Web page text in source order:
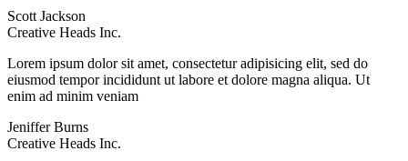
Scott Jackson
Creative Heads Inc.
Lorem ipsum dolor sit amet, consectetur adipisicing elit, sed do
eiusmod tempor incididunt ut labore et dolore magna aliqua. Ut
enim ad minim veniam
Jeniffer Burns
Creative Heads Inc.